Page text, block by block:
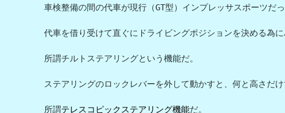
車検整備の間の代車が現行（GT型）インプレッサスポーツだっ
代車を借り受けて直ぐにドライビングポジションを決める為に
所謂チルトステアリングという機能だ。
ステアリングのロックレバーを外して動かすと、何と高さだ
所謂テレスコピックステアリング機能だ。